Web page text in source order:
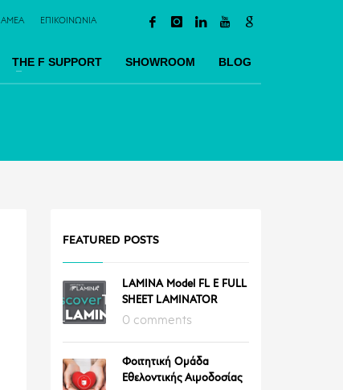
AMEA ΕΠΙΚΟΙΝΩΝΙΑ
TΗΕ F SUPPORT SHOWROOM BLOG
FEATURED POSTS
LAMINA Model FL E FULL
SHEET LAMINATOR
0 comments
Φοιτητική Ομάδα
Εθελοντικής Αιμοδοσίας